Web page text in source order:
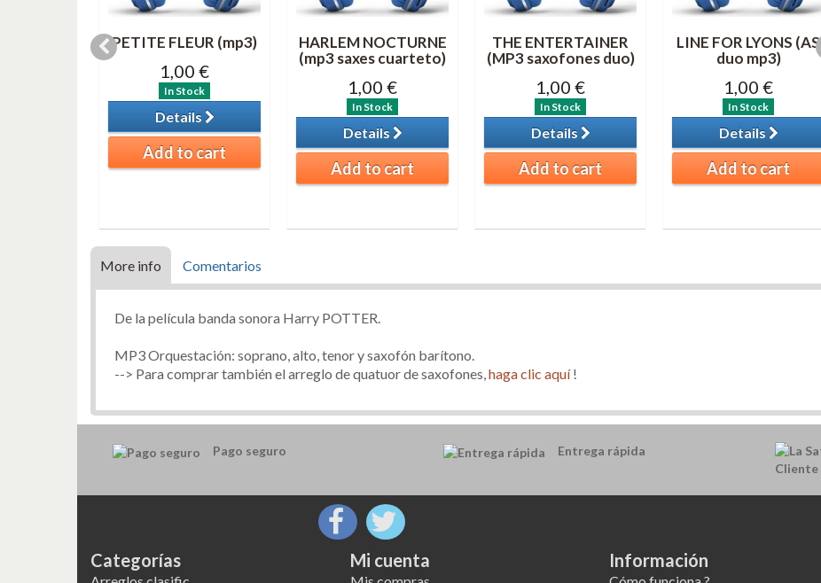
PETITE FLEUR (mp3)
1,00 €
In Stock
Details
Add to cart
HARLEM NOCTURNE
(mp3 saxes cuarteto)
1,00 €
In Stock
Details
Add to cart
THE ENTERTAINER
(MP3 saxofones duo)
1,00 €
In Stock
Details
Add to cart
LINE FOR LYONS (AS
duo mp3)
1,00 €
In Stock
Details
Add to cart
More info Comentarios
De la película banda sonora Harry POTTER.
MP3 Orquestación: soprano, alto, tenor y saxofón barítono.
--> Para comprar también el arreglo de quatuor de saxofones,haga clic aquí!
Pago seguro Entrega rápida
Categorías Mi cuenta Información